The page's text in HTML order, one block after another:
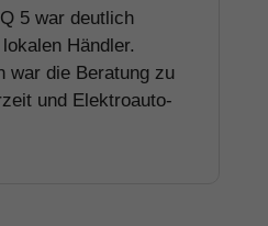
5 war deutlich
Händler.
war die Beratung zu
und Elektroauto-